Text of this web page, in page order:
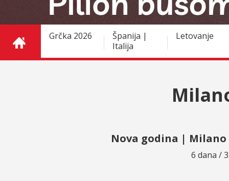
Grčka 2026
Španija |
Italija
Letovanje
Nova godina |
6 dana /